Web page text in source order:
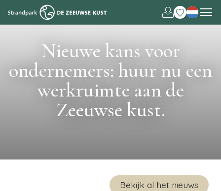
English
Nieuwe kans voor
ondernemers: huur nu een
werkruimte aan de
Zeeuwse kust.
Bekijk al het nieuws